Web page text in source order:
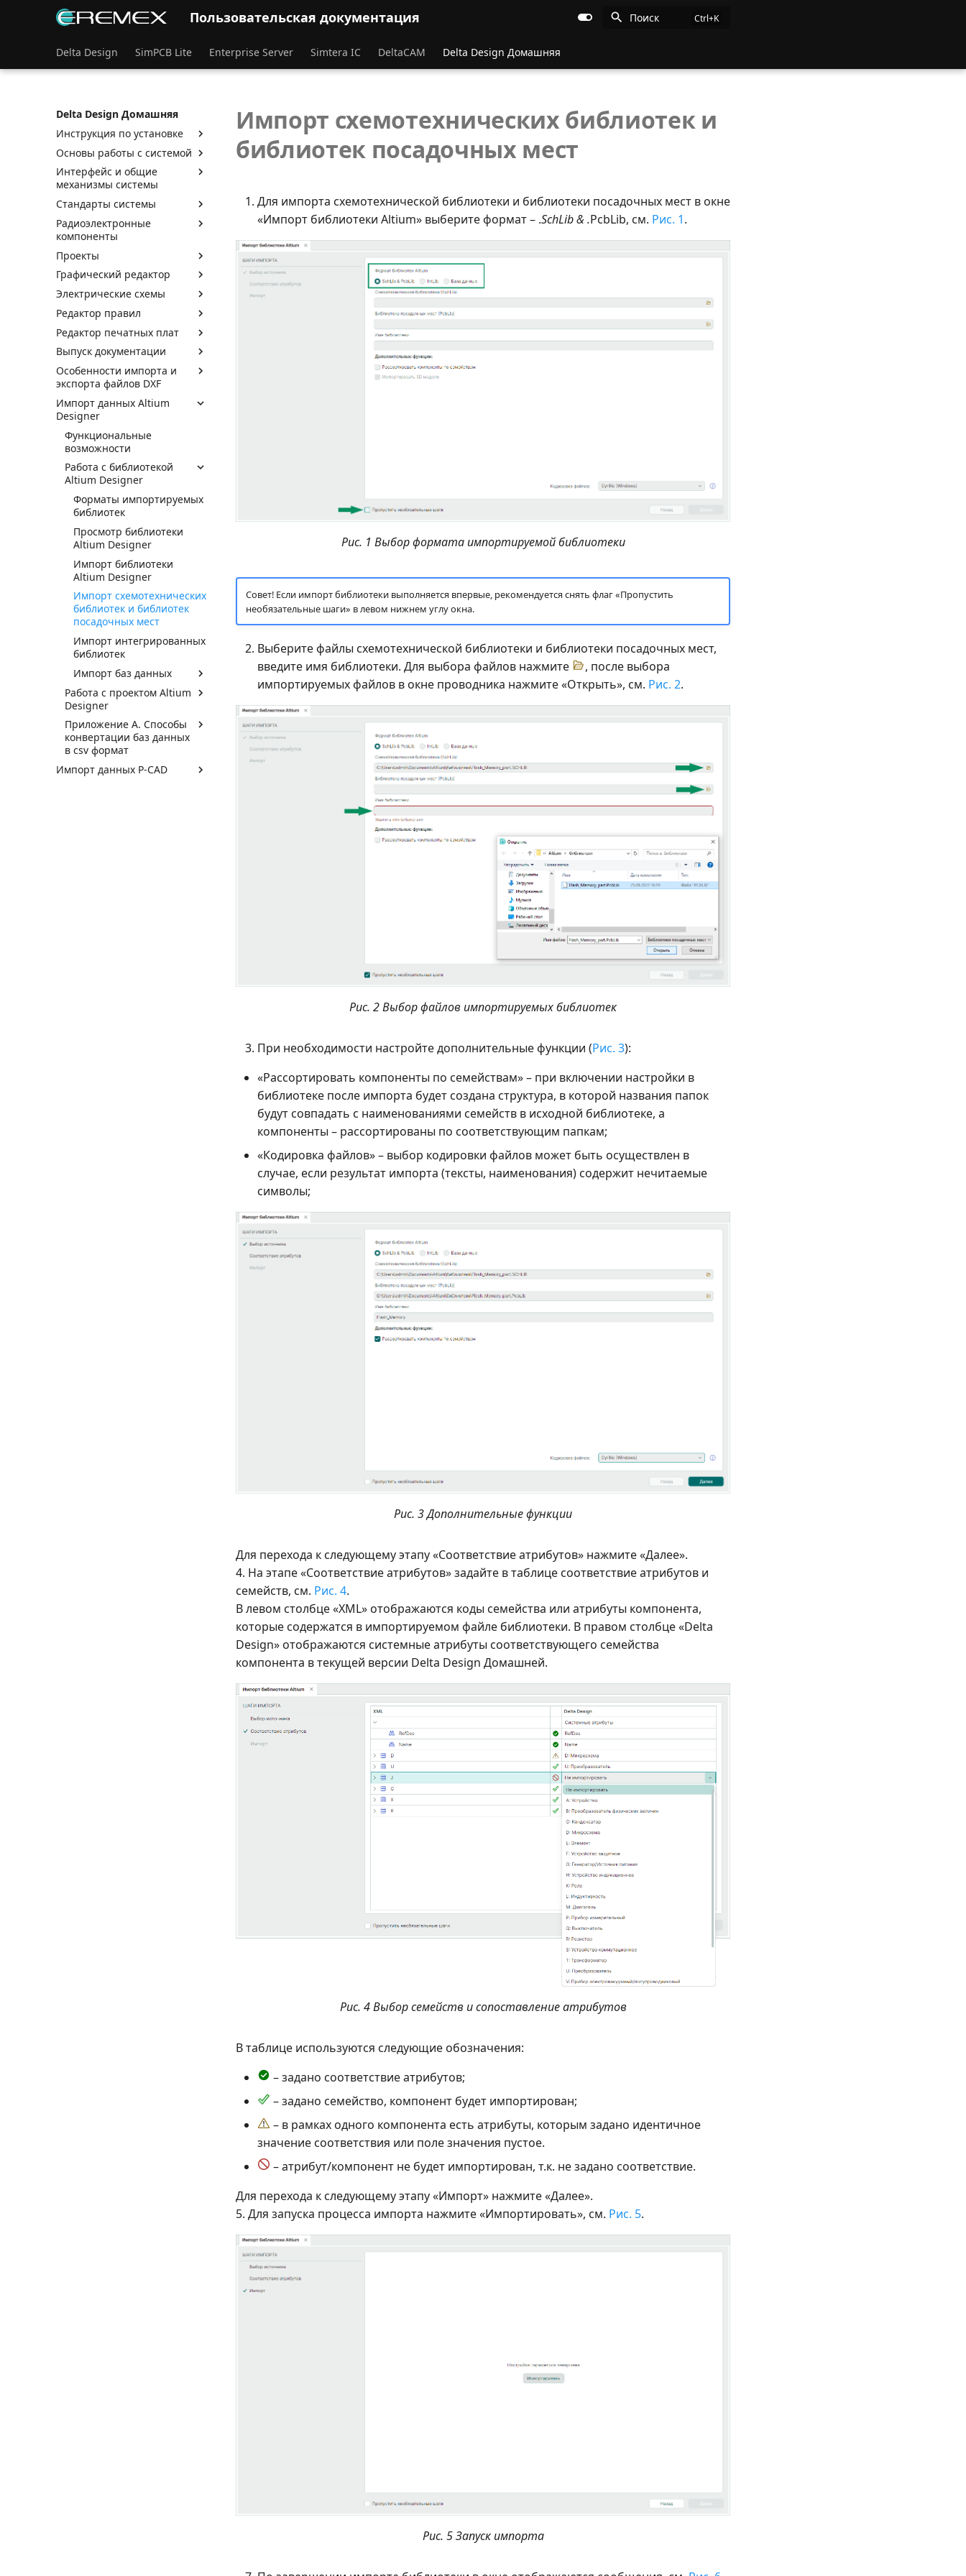
Пользовательская документация Поиск
Delta Design SimPCB Lite Enterprise Server Simtera IC DeltaCAM Delta Design Домашняя
Delta Design Домашняя
Инструкция по установке
Основы работы с системой
Интерфейс и общие
механизмы системы
Стандарты системы
Радиоэлектронные
компоненты
Проекты
Графический редактор
Электрические схемы
Редактор правил
Редактор печатных плат
Выпуск документации
Особенности импорта и
экспорта файлов DXF
Импорт данных Altium
Designer
Функциональные
возможности
Работа с библиотекой
Altium Designer
Форматы импортируемых
библиотек
Просмотр библиотеки
Altium Designer
Импорт библиотеки
Altium Designer
Импорт схемотехнических
библиотек и библиотек
посадочных мест
Импорт интегрированных
библиотек
Импорт баз данных
Работа с проектом Altium
Designer
Приложение А. Способы
конвертации баз данных
в csv формат
Импорт данных P-CAD
Импорт схемотехнических библиотек и
библиотек посадочных мест
Для импорта схемотехнической библиотеки и библиотеки посадочных мест в окне
«Импорт библиотеки Altium» выберите формат – .SchLib & .PcbLib, см. Рис. 1.
Рис. 1 Выбор формата импортируемой библиотеки
Совет! Если импорт библиотеки выполняется впервые, рекомендуется снять флаг «Пропустить
необязательные шаги» в левом нижнем углу окна.
Выберите файлы схемотехнической библиотеки и библиотеки посадочных мест,
введите имя библиотеки. Для выбора файлов нажмите
, после выбора
импортируемых файлов в окне проводника нажмите «Открыть», см. Рис. 2.
Рис. 2 Выбор файлов импортируемых библиотек
При необходимости настройте дополнительные функции (Рис. 3):
«Рассортировать компоненты по семействам» – при включении настройки в
библиотеке после импорта будет создана структура, в которой названия папок
будут совпадать с наименованиями семейств в исходной библиотеке, а
компоненты – рассортированы по соответствующим папкам;
«Кодировка файлов» – выбор кодировки файлов может быть осуществлен в
случае, если результат импорта (тексты, наименования) содержит нечитаемые
символы;
Рис. 3 Дополнительные функции
Для перехода к следующему этапу «Соответствие атрибутов» нажмите «Далее».
4. На этапе «Соответствие атрибутов» задайте в таблице соответствие атрибутов и
семейств, см. Рис. 4.
В левом столбце «XML» отображаются коды семейства или атрибуты компонента,
которые содержатся в импортируемом файле библиотеки. В правом столбце «Delta
Design» отображаются системные атрибуты соответствующего семейства
компонента в текущей версии Delta Design Домашней.
Рис. 4 Выбор семейств и сопоставление атрибутов
В таблице используются следующие обозначения:
– задано соответствие атрибутов;
– задано семейство, компонент будет импортирован;
– в рамках одного компонента есть атрибуты, которым задано идентичное
значение соответствия или поле значения пустое.
– атрибут/компонент не будет импортирован, т.к. не задано соответствие.
Для перехода к следующему этапу «Импорт» нажмите «Далее».
5. Для запуска процесса импорта нажмите «Импортировать», см. Рис. 5.
Рис. 5 Запуск импорта